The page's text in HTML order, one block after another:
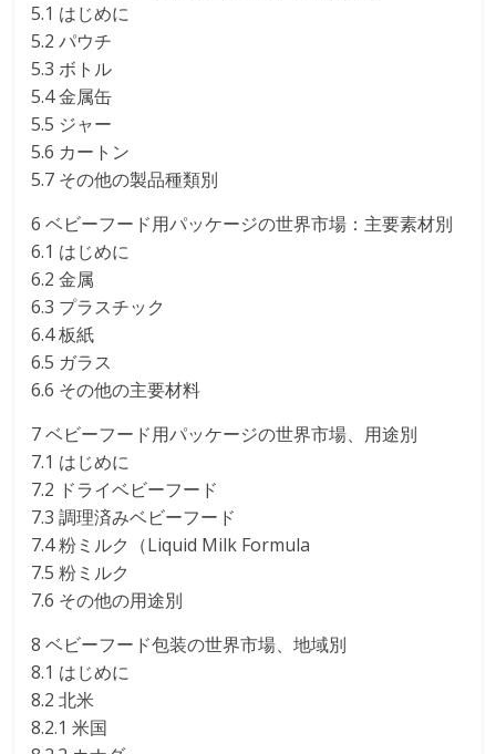
5.1 はじめに
5.2 パウチ
5.3 ボトル
5.4 金属缶
5.5 ジャー
5.6 カートン
5.7 その他の製品種類別
6 ベビーフード用パッケージの世界市場：主要素材別
6.1 はじめに
6.2 金属
6.3 プラスチック
6.4 板紙
6.5 ガラス
6.6 その他の主要材料
7 ベビーフード用パッケージの世界市場、用途別
7.1 はじめに
7.2 ドライベビーフード
7.3 調理済みベビーフード
7.4 粉ミルク（Liquid Milk Formula
7.5 粉ミルク
7.6 その他の用途別
8 ベビーフード包装の世界市場、地域別
8.1 はじめに
8.2 北米
8.2.1 米国